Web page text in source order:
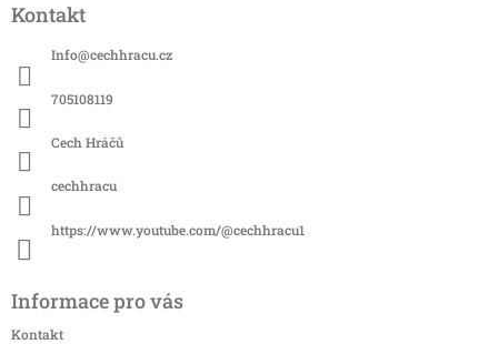
pKontakt
Info@cechhracu.cz
705108119
Cech Hráčů
cechhracu
https://www.youtube.com/@cechhracu1
Informace pro vás
Kontakt